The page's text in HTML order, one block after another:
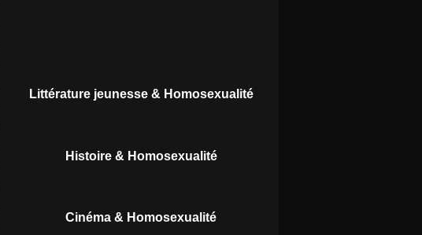
Littérature jeunesse & Homosexualité
Histoire & Homosexualité
Cinéma & Homosexualité